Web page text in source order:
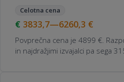
Celotna cena
3833,7—6260,3 €
Povprečna cena je 4899 €.
in najdražjimi izvajalci pa sega